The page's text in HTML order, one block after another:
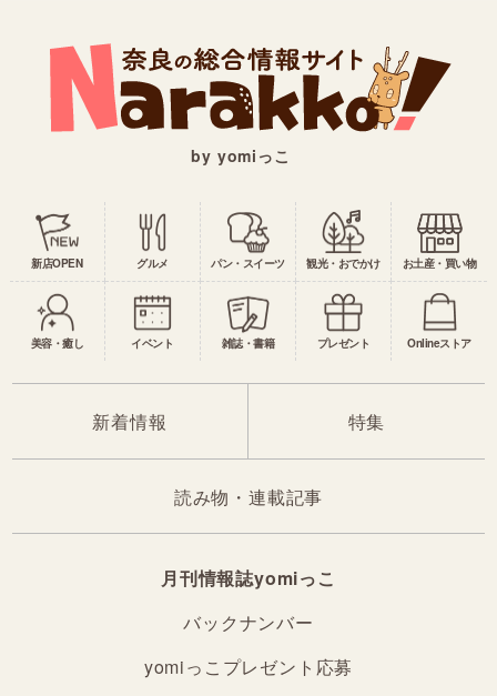
by yomiっこ
新店OPEN グルメ パン・スイーツ 観光・おでかけ お土産・買い物
美容・癒し イベント 雑誌・書籍 プレゼント Onlineストア
新着情報 特集
読み物・連載記事
月刊情報誌yomiっこ
バックナンバー
yomiっこプレゼント応募